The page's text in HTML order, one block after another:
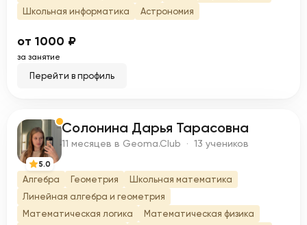
Школьная информатика
Астрономия
от 1000 ₽
за занятие
Перейти в профиль
С
5.0
Солонина Дарья Тарасовна
11 месяцев в Geoma.Club · 13 учеников
Алгебра Геометрия
Школьная математика
Линейная алгебра и геометрия
Математическая логика
Математическая физика